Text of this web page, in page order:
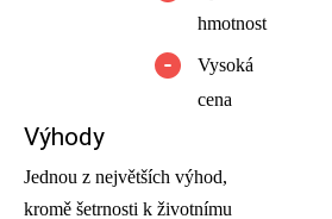
hmotnost
Vysoká
cena
Výhody
Jednou z největších výhod,
kromě šetrnosti k životnímu